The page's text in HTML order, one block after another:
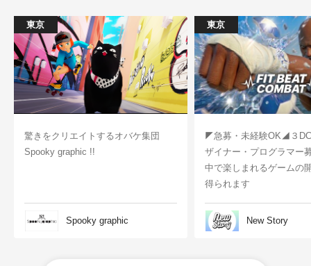
東京
驚きをクリエイトするオバケ集団
Spooky graphic !!
Spooky graphic
東京
◤急募・未経験OK◢３
ザイナー・プログラマー
中で楽しまれるゲームの
得られます
New Story